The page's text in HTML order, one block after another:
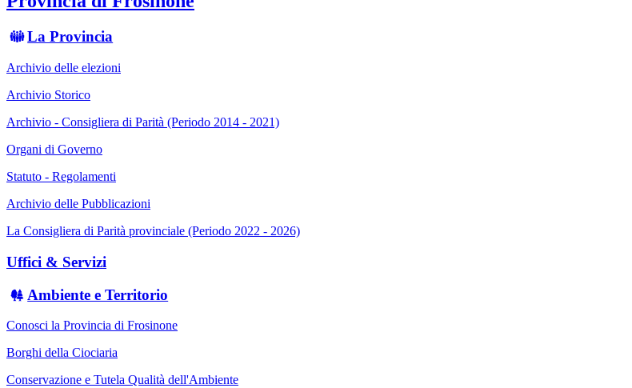
La Provincia
Archivio delle elezioni
Archivio Storico
Archivio - Consigliera di Parità (Periodo 2014 - 2021)
Organi di Governo
Statuto - Regolamenti
Archivio delle Pubblicazioni
La Consigliera di Parità provinciale (Periodo 2022 - 2026)
Uffici & Servizi
Ambiente e Territorio
Conosci la Provincia di Frosinone
Borghi della Ciociaria
Conservazione e Tutela Qualità dell'Ambiente